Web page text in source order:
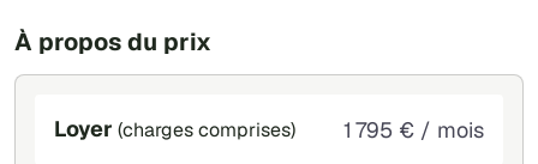
À propos du prix
Loyer (charges comprises) 1 795 € / mois